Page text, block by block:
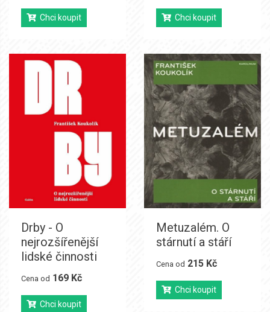
Chci koupit Chci koupit
Drby - O
nejrozšířenější
lidské činnosti
Cena od 169 Kč
Chci koupit
Metuzalém. O
stárnutí a stáří
Cena od 215 Kč
Chci koupit